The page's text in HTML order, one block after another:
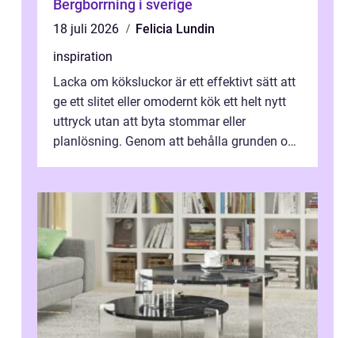
Bergborrning i sverige
18 juli 2026
Felicia Lundin
inspiration
Lacka om köksluckor är ett effektivt sätt att
ge ett slitet eller omodernt kök ett helt nytt
uttryck utan att byta stommar eller
planlösning. Genom att behålla grunden och